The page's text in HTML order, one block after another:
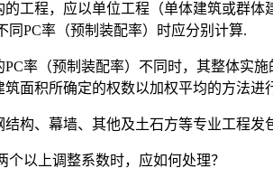
工程，应以单位工程（单体建筑或群
同PC率（预制装配率）时应分别计算.
率（预制装配率）不同时，其整体实
面积所确定的权数以加权平均的方法进
构、幕墙、其他及土石方等专业工程发
个以上调整系数时，应如何处理？